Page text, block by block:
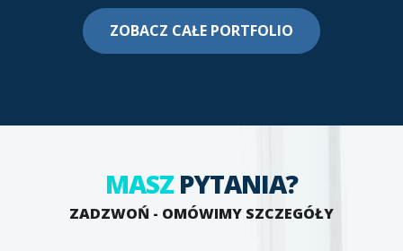
ZOBACZ CAŁE PORTFOLIO
MASZ PYTANIA?
ZADZWOŃ - OMÓWIMY SZCZEGÓŁY